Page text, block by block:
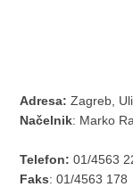
Adresa:Zagreb,
Načelnik: Marko
Telefon: 01/4563
Faks: 01/4563 178